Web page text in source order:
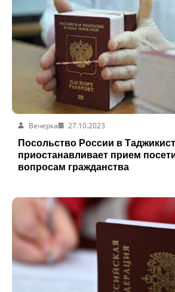
Вечерка
27.10.2023
Посольство России в
приостанавливает прием
вопросам гражданства